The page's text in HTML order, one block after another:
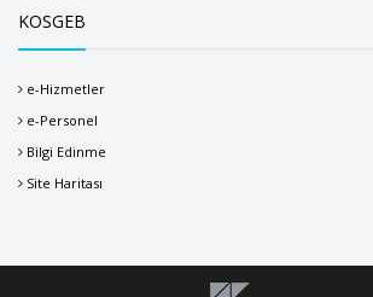
KOSGEB
e-Hizmetler
e-Personel
Bilgi Edinme
Site Haritası